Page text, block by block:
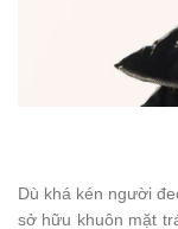
Dù khá kén người
sở hữu khuôn mặt